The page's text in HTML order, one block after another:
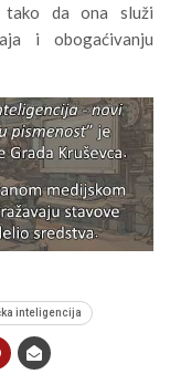
tako da ona služi
i obogaćivanju
inteligencija